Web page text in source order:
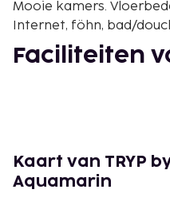
Mooie kamers.
Internet, föhn, bad/
Faciliteiten
Extra
Kinderbed op voorhand
Kaart van TRYP
Aquamarin